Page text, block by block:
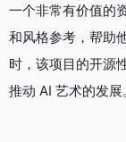
一个非常有价值的
和风格参考，帮助
时，该项目的开源
推动 AI 艺术的发展